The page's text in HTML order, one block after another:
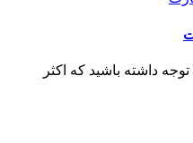
داشته باشید که اکثر